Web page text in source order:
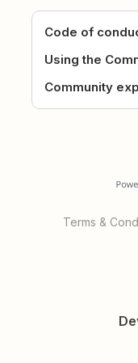
Code of
Using the
Community
Terms &